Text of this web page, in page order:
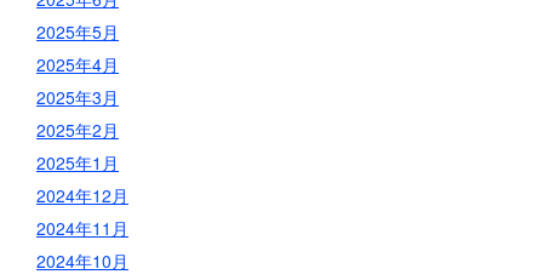
2025年5月
2025年4月
2025年3月
2025年2月
2025年1月
2024年12月
2024年11月
2024年10月